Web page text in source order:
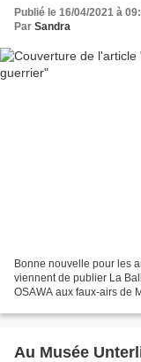
Publié le 16/04/2021 à
Par Sandra
Bonne nouvelle pour les
viennent de publier La
OSAWA aux faux-airs de
Au Musée